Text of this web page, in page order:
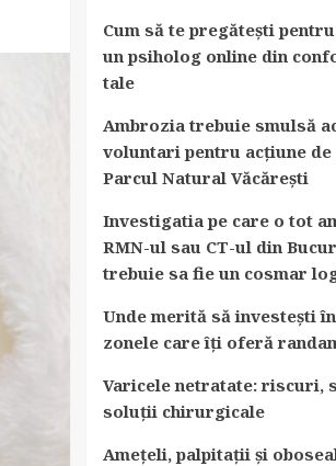
Cum să te pregătești
un psiholog online din
tale
Ambrozia trebuie smulsă
voluntari pentru acțiune
Parcul Natural Văcărești
Investigatia pe care o tot
RMN-ul sau CT-ul din
trebuie sa fie un cosmar
Unde merită să investești
zonele care îți oferă
Varicele netratate: riscuri,
soluții chirurgicale
Amețeli, palpitații și